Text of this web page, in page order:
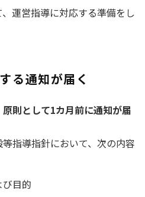
運営指導に対応する準備をし
る通知が届く
原則として1カ月前に通知が届
指導指針において、次の内容
目的